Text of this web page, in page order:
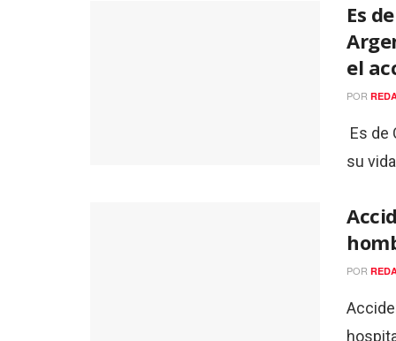
Es
el
POR
Es de
su
POR